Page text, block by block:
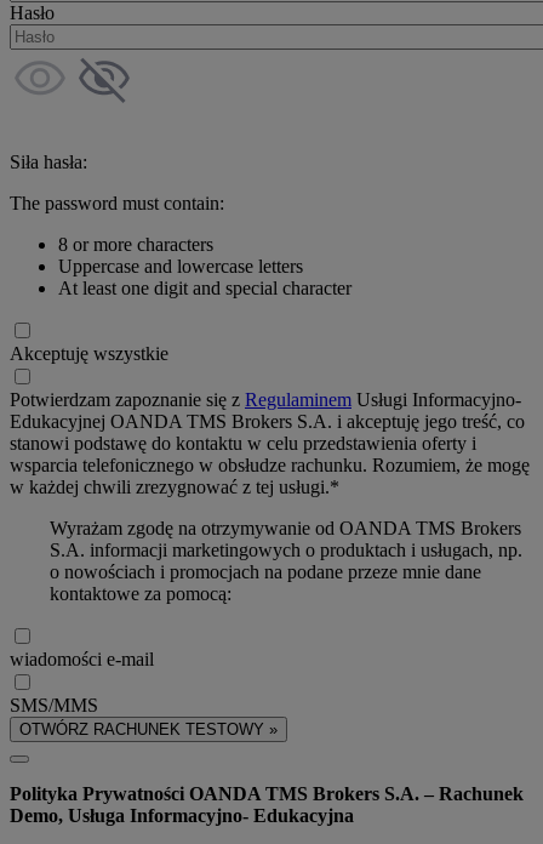
Hasło
Siła hasła:
The password must contain:
8 or more characters
Uppercase and lowercase letters
At least one digit and special character
Akceptuję wszystkie
Potwierdzam zapoznanie się z Regulaminem Usługi Informacyjno-
Edukacyjnej OANDA TMS Brokers S.A. i akceptuję jego treść, co
stanowi podstawę do kontaktu w celu przedstawienia oferty i
wsparcia telefonicznego w obsłudze rachunku. Rozumiem, że mogę
w każdej chwili zrezygnować z tej usługi.*
Wyrażam zgodę na otrzymywanie od OANDA TMS Brokers
S.A. informacji marketingowych o produktach i usługach, np.
o nowościach i promocjach na podane przeze mnie dane
kontaktowe za pomocą:
wiadomości e-mail
SMS/MMS
OTWÓRZ RACHUNEK TESTOWY »
Polityka Prywatności OANDA TMS Brokers S.A. – Rachunek
Demo, Usługa Informacyjno- Edukacyjna